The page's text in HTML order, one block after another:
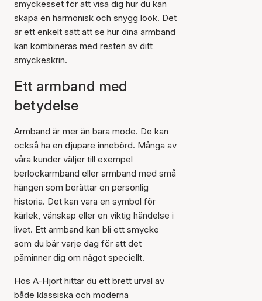
smyckesset för att visa dig hur du kan
skapa en harmonisk och snygg look. Det
är ett enkelt sätt att se hur dina armband
kan kombineras med resten av ditt
smyckeskrin.
Ett armband med
betydelse
Armband är mer än bara mode. De kan
också ha en djupare innebörd. Många av
våra kunder väljer till exempel
berlockarmband eller armband med små
hängen som berättar en personlig
historia. Det kan vara en symbol för
kärlek, vänskap eller en viktig händelse i
livet. Ett armband kan bli ett smycke
som du bär varje dag för att det
påminner dig om något speciellt.
Hos A-Hjort hittar du ett brett urval av
både klassiska och moderna